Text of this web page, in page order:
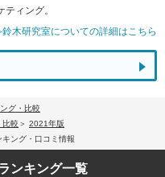
ィング。
木研究室についての詳細はこちら
グ・比較
比較
2021年版
ング・口コミ情報
ンキング一覧